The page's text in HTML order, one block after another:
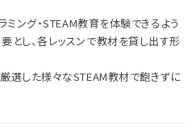
ング・STEAM教育を体験できるよう
とし、各レッスンで教材を貸し出す形
選した様々なSTEAM教材で飽きずに